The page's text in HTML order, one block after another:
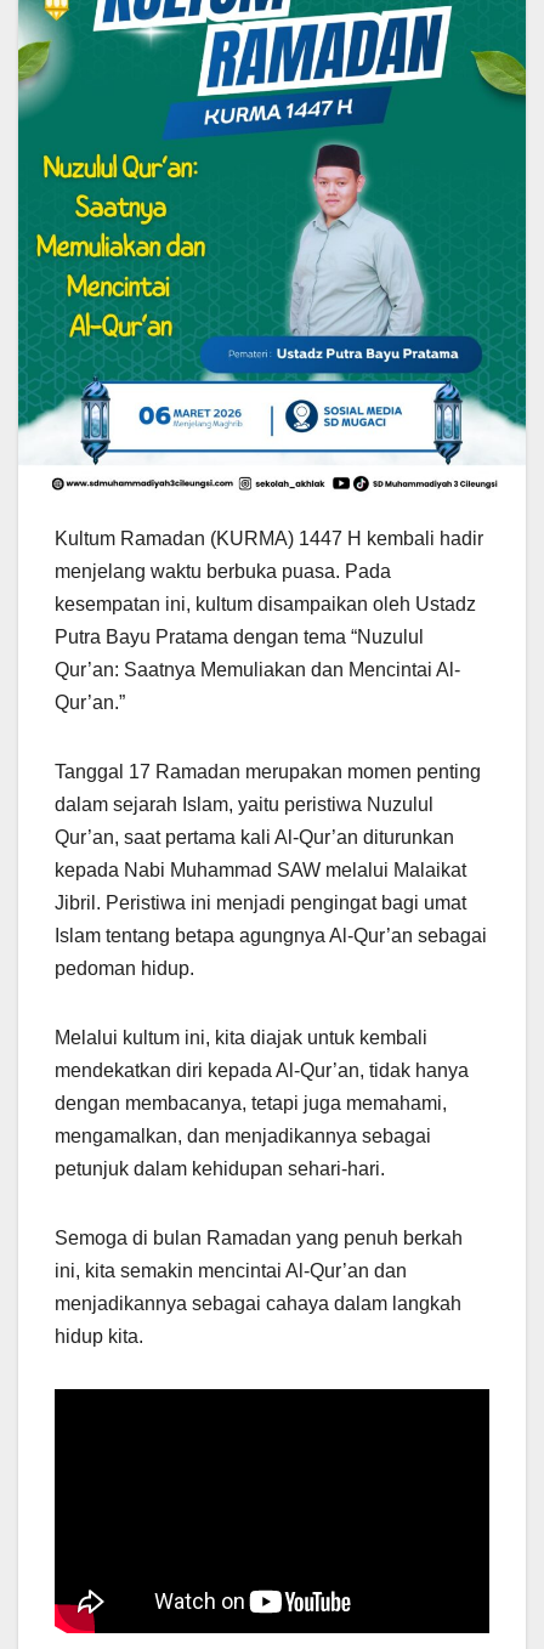
Kultum Ramadan (KURMA) 1447 H kembali hadir
menjelang waktu berbuka puasa. Pada
kesempatan ini, kultum disampaikan oleh Ustadz
Putra Bayu Pratama dengan tema “Nuzulul
Qur’an: Saatnya Memuliakan dan Mencintai Al-
Qur’an.”
Tanggal 17 Ramadan merupakan momen penting
dalam sejarah Islam, yaitu peristiwa Nuzulul
Qur’an, saat pertama kali Al-Qur’an diturunkan
kepada Nabi Muhammad SAW melalui Malaikat
Jibril. Peristiwa ini menjadi pengingat bagi umat
Islam tentang betapa agungnya Al-Qur’an sebagai
pedoman hidup.
Melalui kultum ini, kita diajak untuk kembali
mendekatkan diri kepada Al-Qur’an, tidak hanya
dengan membacanya, tetapi juga memahami,
mengamalkan, dan menjadikannya sebagai
petunjuk dalam kehidupan sehari-hari.
Semoga di bulan Ramadan yang penuh berkah
ini, kita semakin mencintai Al-Qur’an dan
menjadikannya sebagai cahaya dalam langkah
hidup kita.